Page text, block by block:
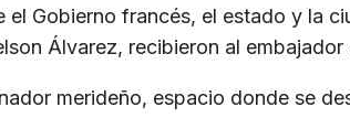
Gobierno francés, el estado y la
Álvarez, recibieron al embajador
merideño, espacio donde se